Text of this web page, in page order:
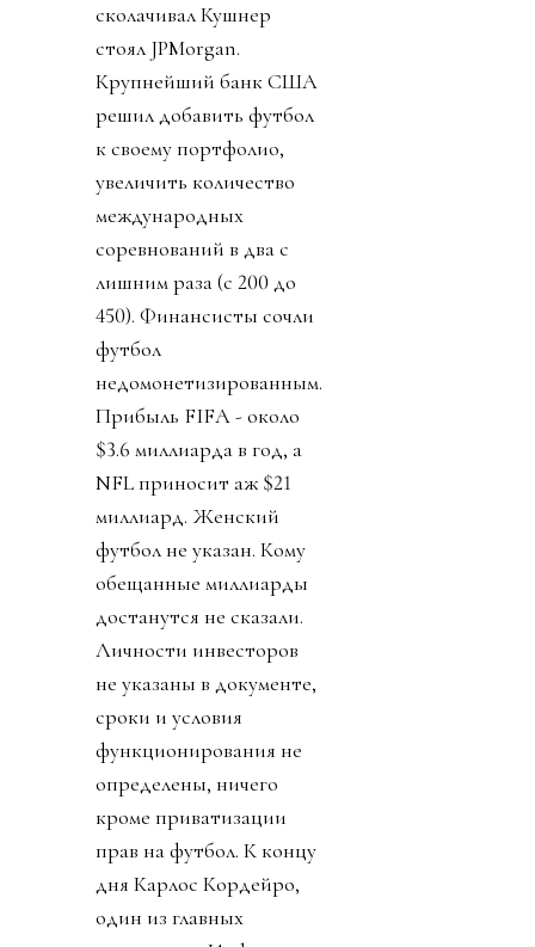
сколачивал Кушнер
стоял JPMorgan.
Крупнейший банк США
решил добавить футбол
к своему портфолио,
увеличить количество
международных
соревнований в два с
лишним раза (с 200 до
450). Финансисты сочли
футбол
недомонетизированным.
Прибыль FIFA - около
$3.6 миллиарда в год, а
NFL приносит аж $21
миллиард. Женский
футбол не указан. Кому
обещанные миллиарды
достанутся не сказали.
Личности инвесторов
не указаны в документе,
сроки и условия
функционирования не
определены, ничего
кроме приватизации
прав на футбол. К концу
дня Карлос Кордейро,
один из главных